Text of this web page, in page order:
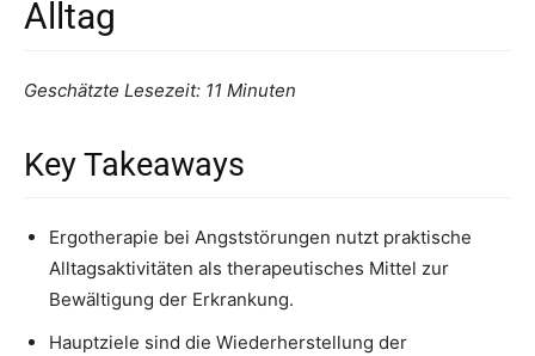
Alltag
Geschätzte Lesezeit: 11 Minuten
Key Takeaways
Ergotherapie bei Angststörungen nutzt praktische
Alltagsaktivitäten als therapeutisches Mittel zur
Bewältigung der Erkrankung.
Hauptziele sind die Wiederherstellung der